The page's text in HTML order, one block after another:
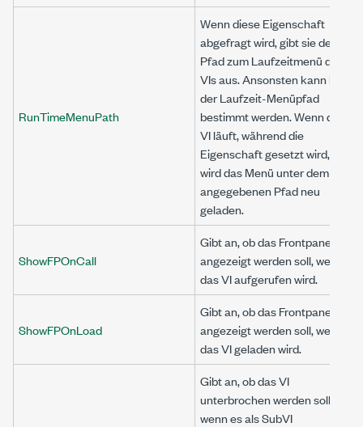
RunTimeMenuPath
Wenn diese Eigenschaft
abgefragt wird, gibt sie den
Pfad zum Laufzeitmenü des
VIs aus. Ansonsten kann hier
der Laufzeit-Menüpfad
bestimmt werden. Wenn das
VI läuft, während die
Eigenschaft gesetzt wird,
wird das Menü unter dem
angegebenen Pfad neu
geladen.
ShowFPOnCall
Gibt an, ob das Frontpanel
angezeigt werden soll, wenn
das VI aufgerufen wird.
ShowFPOnLoad
Gibt an, ob das Frontpanel
angezeigt werden soll, wenn
das VI geladen wird.
Gibt an, ob das VI
unterbrochen werden soll,
wenn es als SubVI